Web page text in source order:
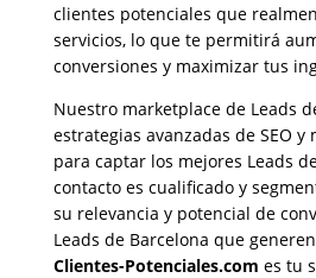
clientes potenciales que
servicios, lo que te permitirá
conversiones y maximizar tus
Nuestro marketplace de Leads
estrategias avanzadas de SEO
para captar los mejores Leads
contacto es cualificado y
su relevancia y potencial de
Leads de Barcelona que
Clientes-Potenciales.com es tu